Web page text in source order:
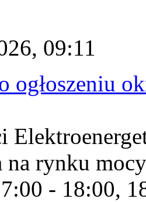
09:11
ogłoszeniu
na rynku
- 18:00,